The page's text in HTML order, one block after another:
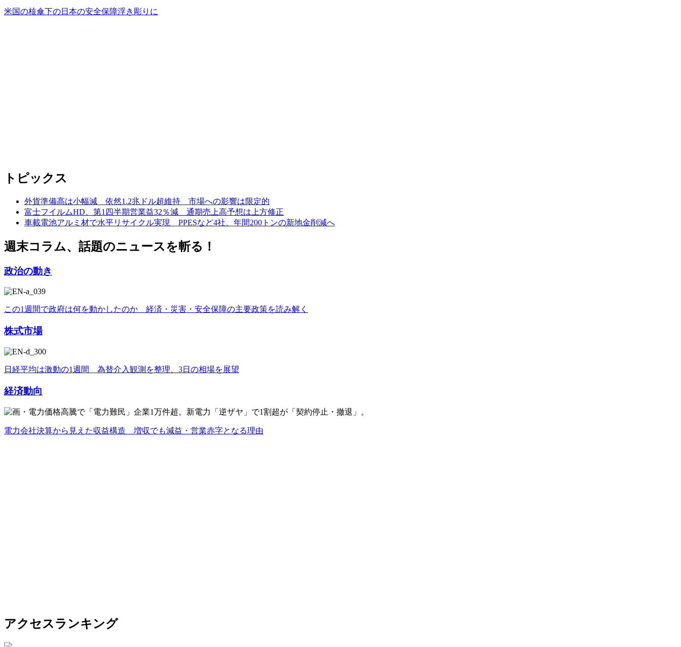
米国の核傘下の日本の安全保障浮き彫りに
トピックス
外貨準備高は小幅減 依然1.2兆ドル超維持 市場への影響は限定的
富士フイルムHD、第1四半期営業益32％減 通期売上高予想は上方修正
車載電池アルミ材で水平リサイクル実現 PPESなど4社、年間200トンの新地金削減へ
週末コラム、話題のニュースを斬る！
政治の動き
この1週間で政府は何を動かしたのか 経済・災害・安全保障の主要政策を読み解く
株式市場
日経平均は激動の1週間 為替介入観測を整理、3日の相場を展望
経済動向
電力会社決算から見えた収益構造 増収でも減益・営業赤字となる理由
アクセスランキング